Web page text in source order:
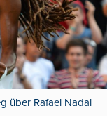
über Rafael Nadal